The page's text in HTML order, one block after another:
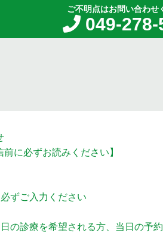
ご不明点はお問い合わせ
049-278-
前に必ずお読みください】
ずご入力ください
の診療を希望される方、当日の予約